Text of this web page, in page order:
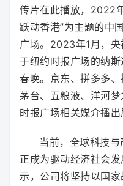
传片在此播放，2022
跃动香港”为主题的中
广场。2023年1月，
于纽约时报广场的纳
春晚。京东、拼多多、
茅台、五粮液、洋河
时报广场相关媒介播出
当前，全球科技
正成为驱动经济社会
示，公司将坚持以国